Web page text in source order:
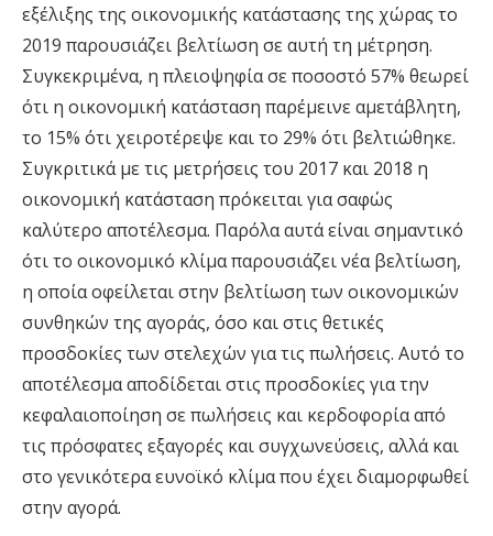
εξέλιξης της οικονομικής κατάστασης της χώρας το
2019 παρουσιάζει βελτίωση σε αυτή τη μέτρηση.
Συγκεκριμένα, η πλειοψηφία σε ποσοστό 57% θεωρεί
ότι η οικονομική κατάσταση παρέμεινε αμετάβλητη,
το 15% ότι χειροτέρεψε και το 29% ότι βελτιώθηκε.
Συγκριτικά με τις μετρήσεις του 2017 και 2018 η
οικονομική κατάσταση πρόκειται για σαφώς
καλύτερο αποτέλεσμα. Παρόλα αυτά είναι σημαντικό
ότι το οικονομικό κλίμα παρουσιάζει νέα βελτίωση,
η οποία οφείλεται στην βελτίωση των οικονομικών
συνθηκών της αγοράς, όσο και στις θετικές
προσδοκίες των στελεχών για τις πωλήσεις. Αυτό το
αποτέλεσμα αποδίδεται στις προσδοκίες για την
κεφαλαιοποίηση σε πωλήσεις και κερδοφορία από
τις πρόσφατες εξαγορές και συγχωνεύσεις, αλλά και
στο γενικότερα ευνοϊκό κλίμα που έχει διαμορφωθεί
στην αγορά.